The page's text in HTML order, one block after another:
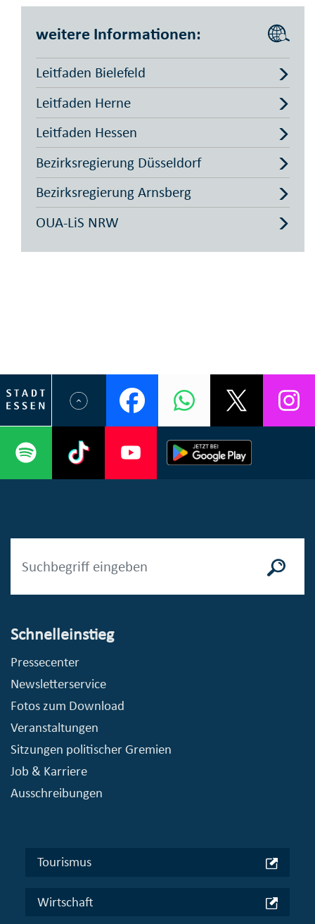
weitere Informationen:
Leitfaden Bielefeld
Leitfaden Herne
Leitfaden Hessen
Bezirksregierung Düsseldorf
Bezirksregierung Arnsberg
OUA-LiS NRW
Schnelleinstieg
Pressecenter
Newsletterservice
Fotos zum Download
Veranstaltungen
Sitzungen politischer Gremien
Job & Karriere
Ausschreibungen
Tourismus
Wirtschaft